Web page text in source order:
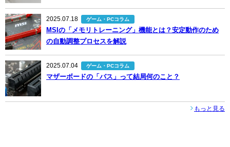
2025.07.18 ゲーム・PCコラム
MSIの「メモリトレーニング」機能とは？安定動作のため
の自動調整プロセスを解説
2025.07.04 ゲーム・PCコラム
マザーボードの「バス」って結局何のこと？
もっと見る